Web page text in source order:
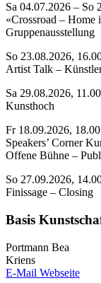
Sa 04.07.2026 – So
«Crossroad – Home
Gruppenausstellung
So 23.08.2026,
Artist Talk –
Sa 29.08.2026,
Kunsthoch
Fr 18.09.2026,
Speakers’ Corner
Offene Bühne –
So 27.09.2026,
Finissage – Closing
Basis
Portmann Bea
Kriens
E-Mail Webseite